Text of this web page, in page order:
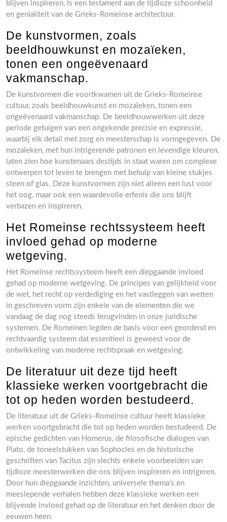
blijven inspireren, is een testament aan de tijdloze schoonheid
en genialiteit van de Grieks-Romeinse architectuur.
De kunstvormen, zoals
beeldhouwkunst en mozaïeken,
tonen een ongeëvenaard
vakmanschap.
De kunstvormen die voortkwamen uit de Grieks-Romeinse
cultuur, zoals beeldhouwkunst en mozaïeken, tonen een
ongeëvenaard vakmanschap. De beeldhouwwerken uit deze
periode getuigen van een ongekende precisie en expressie,
waarbij elk detail met zorg en meesterschap is vormgegeven. De
mozaïeken, met hun intrigerende patronen en levendige kleuren,
laten zien hoe kunstenaars destijds in staat waren om complexe
ontwerpen tot leven te brengen met behulp van kleine stukjes
steen of glas. Deze kunstvormen zijn niet alleen een lust voor
het oog, maar ook een waardevolle erfenis die ons blijft
verbazen en inspireren.
Het Romeinse rechtssysteem heeft
invloed gehad op moderne
wetgeving.
Het Romeinse rechtssysteem heeft een diepgaande invloed
gehad op moderne wetgeving. De principes van gelijkheid voor
de wet, het recht op verdediging en het vastleggen van wetten
in geschreven vorm zijn enkele van de elementen die we
vandaag de dag nog steeds terugvinden in onze juridische
systemen. De Romeinen legden de basis voor een geordend en
rechtvaardig systeem dat essentieel is geweest voor de
ontwikkeling van moderne rechtspraak en wetgeving.
De literatuur uit deze tijd heeft
klassieke werken voortgebracht die
tot op heden worden bestudeerd.
De literatuur uit de Grieks-Romeinse cultuur heeft klassieke
werken voortgebracht die tot op heden worden bestudeerd. De
epische gedichten van Homerus, de filosofische dialogen van
Plato, de toneelstukken van Sophocles en de historische
geschriften van Tacitus zijn slechts enkele voorbeelden van
tijdloze meesterwerken die ons blijven inspireren en intrigeren.
Door hun diepgaande inzichten, universele thema’s en
meeslepende verhalen hebben deze klassieke werken een
blijvende invloed gehad op de literatuur en het denken door de
eeuwen heen.